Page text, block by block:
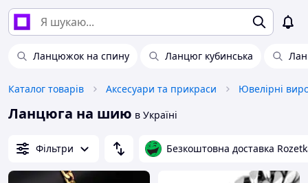
Ланцюжок на спину Ланцюг кубинська
Каталог товарів Аксесуари та прикраси Ювелірні
Ланцюга на шию в Україні
Фільтри Безкоштовна доставка